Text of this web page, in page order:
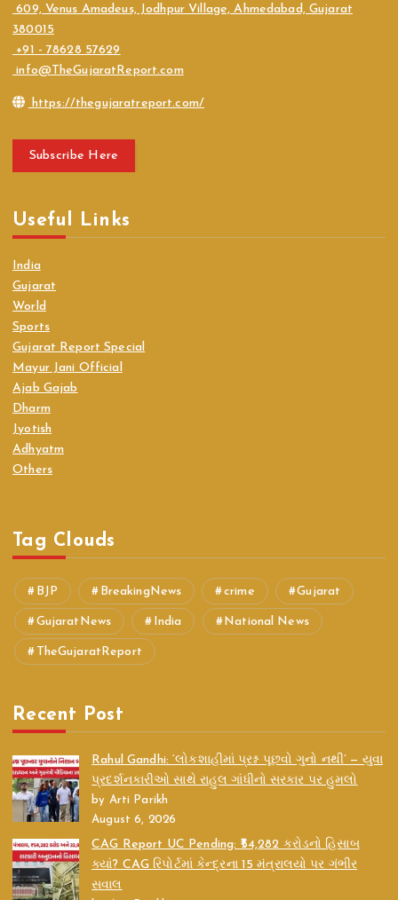
609, Venus Amadeus, Jodhpur Village, Ahmedabad, Gujarat
380015
+91 - 78628 57629
info@TheGujaratReport.com
https://thegujaratreport.com/
Subscribe Here
Useful Links
India
Gujarat
World
Sports
Gujarat Report Special
Mayur Jani Official
Ajab Gajab
Dharm
Jyotish
Adhyatm
Others
Tag Clouds
BJP BreakingNews crime Gujarat
GujaratNews India National News
TheGujaratReport
Recent Post
Rahul Gandhi: ‘લોકશાહીમાં પ્રશ્ન પૂછવો ગુનો નથી’ — યુવા
પ્રદર્શનકારીઓ સાથે રાહુલ ગાંધીનો સરકાર પર હુમલો
by Arti Parikh
August 6, 2026
CAG Report UC Pending: ₹54,282 કરોડનો હિસાબ
ક્યાં? CAG રિપોર્ટમાં કેન્દ્રના 15 મંત્રાલયો પર ગંભીર
સવાલ